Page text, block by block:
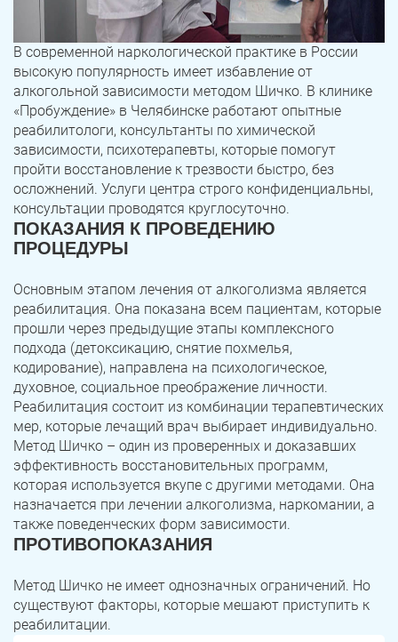
В современной наркологической практике в России
высокую популярность имеет избавление от
алкогольной зависимости методом Шичко. В клинике
«Пробуждение» в Челябинске работают опытные
реабилитологи, консультанты по химической
зависимости, психотерапевты, которые помогут
пройти восстановление к трезвости быстро, без
осложнений. Услуги центра строго конфиденциальны,
консультации проводятся круглосуточно.
ПОКАЗАНИЯ К ПРОВЕДЕНИЮ
ПРОЦЕДУРЫ
Основным этапом лечения от алкоголизма является
реабилитация. Она показана всем пациентам, которые
прошли через предыдущие этапы комплексного
подхода (детоксикацию, снятие похмелья,
кодирование), направлена на психологическое,
духовное, социальное преображение личности.
Реабилитация состоит из комбинации терапевтических
мер, которые лечащий врач выбирает индивидуально.
Метод Шичко – один из проверенных и доказавших
эффективность восстановительных программ,
которая используется вкупе с другими методами. Она
назначается при лечении алкоголизма, наркомании, а
также поведенческих форм зависимости.
ПРОТИВОПОКАЗАНИЯ
Метод Шичко не имеет однозначных ограничений. Но
существуют факторы, которые мешают приступить к
реабилитации.